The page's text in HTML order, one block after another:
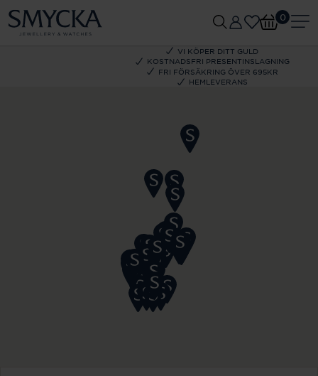
VI KÖPER DITT GULD
KOSTNADSFRI PRESENTINSLAGNING
FRI FÖRSÄKRING ÖVER 695KR
HEMLEVERANS
0